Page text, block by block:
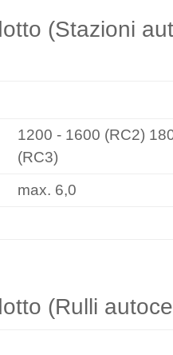
(Stazioni
1200 - 1600 (RC2)
(RC3)
max. 6,0
(Rulli